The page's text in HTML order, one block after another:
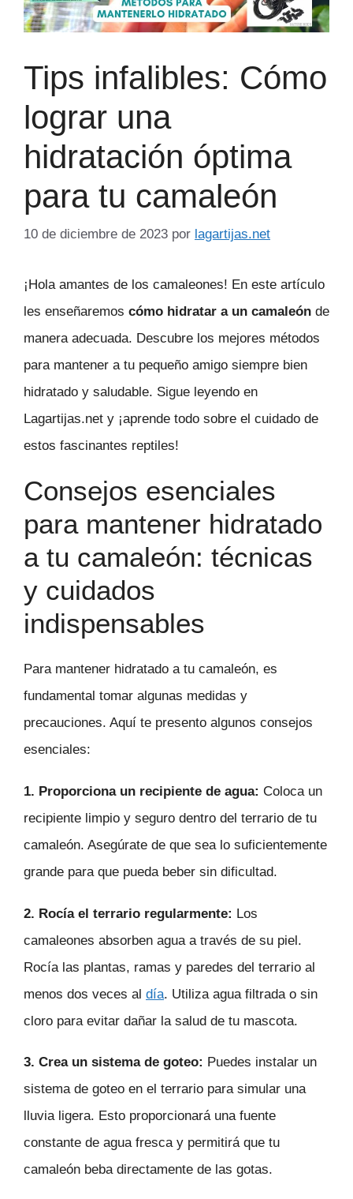
Tips infalibles: Cómo
lograr una
hidratación óptima
para tu camaleón
10 de diciembre de 2023 por lagartijas.net
¡Hola amantes de los camaleones! En este artículo
les enseñaremos cómo hidratar a un camaleón de
manera adecuada. Descubre los mejores métodos
para mantener a tu pequeño amigo siempre bien
hidratado y saludable. Sigue leyendo en
Lagartijas.net y ¡aprende todo sobre el cuidado de
estos fascinantes reptiles!
Consejos esenciales
para mantener hidratado
a tu camaleón: técnicas
y cuidados
indispensables
Para mantener hidratado a tu camaleón, es
fundamental tomar algunas medidas y
precauciones. Aquí te presento algunos consejos
esenciales:
1. Proporciona un recipiente de agua: Coloca un
recipiente limpio y seguro dentro del terrario de tu
camaleón. Asegúrate de que sea lo suficientemente
grande para que pueda beber sin dificultad.
2. Rocía el terrario regularmente: Los
camaleones absorben agua a través de su piel.
Rocía las plantas, ramas y paredes del terrario al
menos dos veces al día. Utiliza agua filtrada o sin
cloro para evitar dañar la salud de tu mascota.
3. Crea un sistema de goteo: Puedes instalar un
sistema de goteo en el terrario para simular una
lluvia ligera. Esto proporcionará una fuente
constante de agua fresca y permitirá que tu
camaleón beba directamente de las gotas.